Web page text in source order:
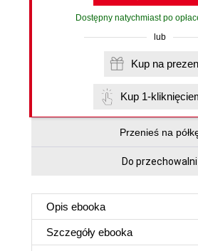
Dostępny natychmiast po
lub
Kup na
Kup 1-
Przenieś na
Do przechowalni
Opis ebooka
Szczegóły ebooka